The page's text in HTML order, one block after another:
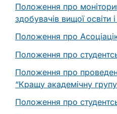
Положення про
здобувачів вищої
Положення про
Положення про
Положення про
“Кращу академічну
Положення про